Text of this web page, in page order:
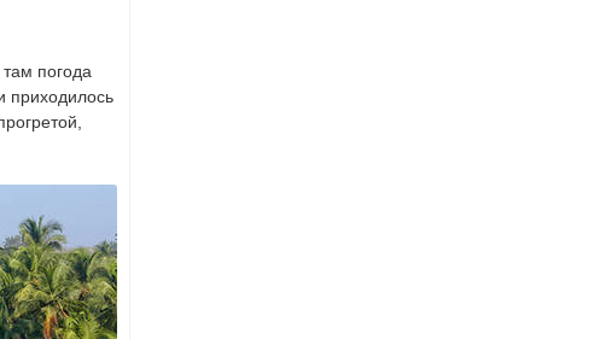
погода
приходилось